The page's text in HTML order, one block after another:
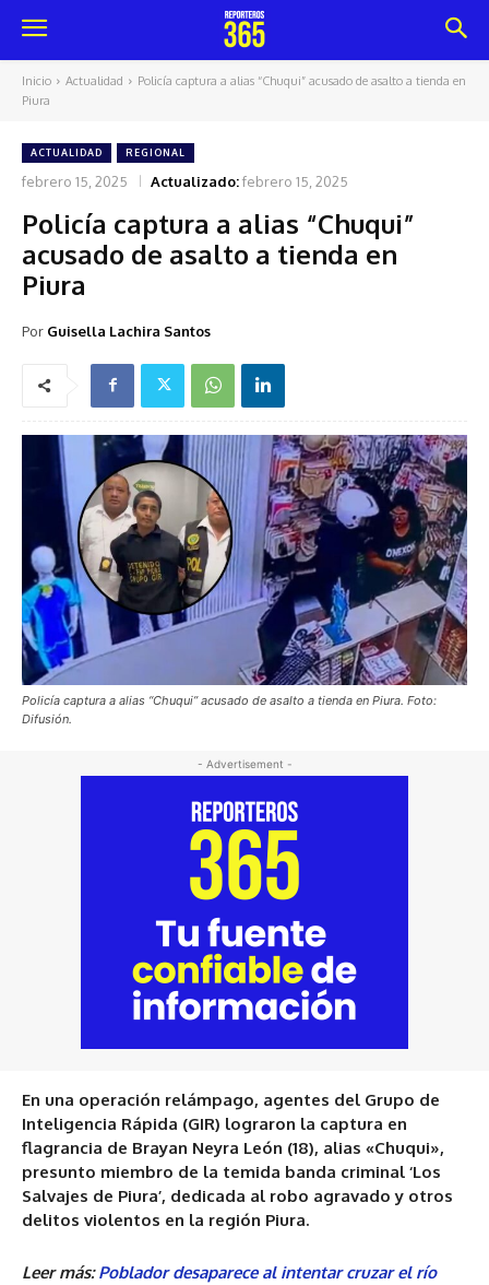
Inicio Actualidad
Policía captura a alias “Chuqui” acusado de asalto a tienda en
Piura
ACTUALIDAD REGIONAL
febrero 15, 2025 Actualizado:febrero 15, 2025
Policía captura a alias “Chuqui”
acusado de asalto a tienda en
Piura
Por Guisella Lachira Santos
Policía captura a alias “Chuqui” acusado de asalto a tienda en Piura. Foto:
Difusión.
- Advertisement -
En una operación relámpago, agentes del Grupo de
Inteligencia Rápida (GIR) lograron la captura en
flagrancia de Brayan Neyra León (18), alias «Chuqui»,
presunto miembro de la temida banda criminal ‘Los
Salvajes de Piura’, dedicada al robo agravado y otros
delitos violentos en la región Piura.
Leer más:Poblador desaparece al intentar cruzar el río